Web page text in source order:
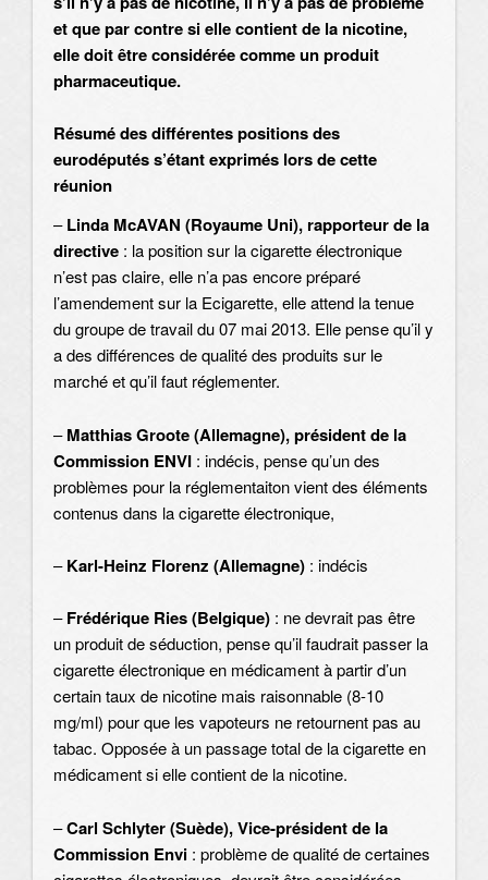
et que par contre si elle contient de la nicotine,
elle doit être considérée comme un produit
pharmaceutique.
Résumé des différentes positions des
eurodéputés s’étant exprimés lors de cette
réunion
–Linda McAVAN (Royaume Uni), rapporteur de la
directive : la position sur la cigarette électronique
n’est pas claire, elle n’a pas encore préparé
l’amendement sur la Ecigarette, elle attend la tenue
du groupe de travail du 07 mai 2013. Elle pense qu’il y
a des différences de qualité des produits sur le
marché et qu’il faut réglementer.
–Matthias Groote (Allemagne), président de la
Commission ENVI : indécis, pense qu’un des
problèmes pour la réglementaiton vient des éléments
contenus dans la cigarette électronique,
–Karl-Heinz Florenz (Allemagne) : indécis
–Frédérique Ries (Belgique) : ne devrait pas être
un produit de séduction, pense qu’il faudrait passer la
cigarette électronique en médicament à partir d’un
certain taux de nicotine mais raisonnable (8-10
mg/ml) pour que les vapoteurs ne retournent pas au
tabac. Opposée à un passage total de la cigarette en
médicament si elle contient de la nicotine.
–Carl Schlyter (Suède), Vice-président de la
Commission Envi : problème de qualité de certaines